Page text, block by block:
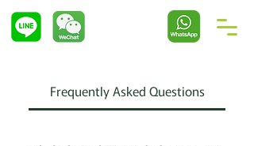
Frequently Asked Questions